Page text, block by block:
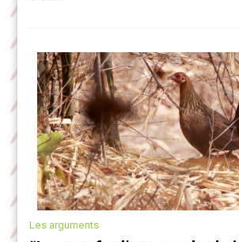
Les arguments